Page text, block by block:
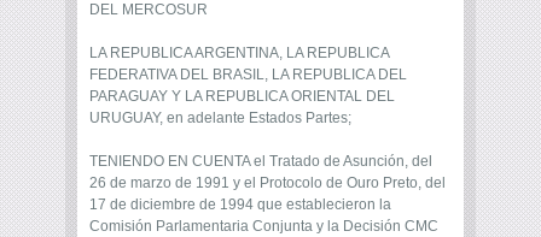
DEL MERCOSUR
LA REPUBLICA ARGENTINA, LA REPUBLICA
FEDERATIVA DEL BRASIL, LA REPUBLICA DEL
PARAGUAY Y LA REPUBLICA ORIENTAL DEL
URUGUAY, en adelante Estados Partes;
TENIENDO EN CUENTA el Tratado de Asunción, del
26 de marzo de 1991 y el Protocolo de Ouro Preto, del
17 de diciembre de 1994 que establecieron la
Comisión Parlamentaria Conjunta y la Decisión CMC